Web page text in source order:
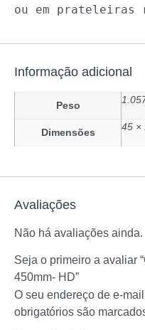
ou em
Informação adicional
Peso
Dimensões 45 ×
Avaliações
Não há avaliações ainda.
Seja o primeiro a avaliar
450mm- HD”
O seu endereço de e-
obrigatórios são